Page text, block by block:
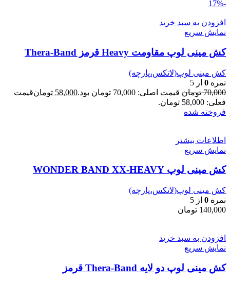
-17%
افزودن به سبد خرید
نمایش سریع
کش مینی لوپ مقاومت Heavy قرمز Thera-Band
کش مینی لوپ(لاتکس،پارچه)
نمره 0 از 5
70,000 تومان قیمت اصلی: 70,000 تومان بود. 58,000 تومانقیمت
فعلی: 58,000 تومان.
فروخته شده
اطلاعات بیشتر
نمایش سریع
کش مینی لوپ WONDER BAND XX-HEAVY
کش مینی لوپ(لاتکس،پارچه)
نمره 0 از 5
140,000 تومان
افزودن به سبد خرید
نمایش سریع
کش مینی لوپ دو لایه Thera-Band قرمز